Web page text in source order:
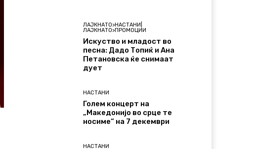
ЛАЈКНАТО>НАСТАНИ|
ЛАЈКНАТО>ПРОМОЦИИ
Искуство и младост во
песна: Дадо Топиќ и Ана
Петановска ќе снимаат
дует
НАСТАНИ
Голем концерт на
„Македонијо во срце те
носиме“ на 7 декември
НАСТАНИ